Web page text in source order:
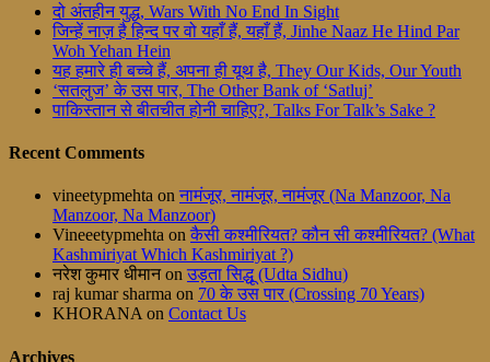
दो अंतहीन युद्ध, Wars With No End In Sight
जिन्हें नाज़ है हिन्द पर वो यहाँ हैं, यहाँ हैं, Jinhe Naaz He Hind Par
Woh Yehan Hein
यह हमारे ही बच्चे हैं, अपना ही यूथ है, They Our Kids, Our Youth
‘सतलुज’ के उस पार, The Other Bank of ‘Satluj’
पाकिस्तान से बीतचीत होनी चाहिए?, Talks For Talk’s Sake ?
Recent Comments
vineetypmehta on नामंजूर, नामंजूर, नामंजूर (Na Manzoor, Na
Manzoor, Na Manzoor)
Vineeetypmehta on कैसी कश्मीरियत? कौन सी कश्मीरियत? (What
Kashmiriyat Which Kashmiriyat ?)
नरेश कुमार धीमानon उड़ता सिद्धू (Udta Sidhu)
raj kumar sharma on 70 के उस पार (Crossing 70 Years)
KHORANAon Contact Us
Archives